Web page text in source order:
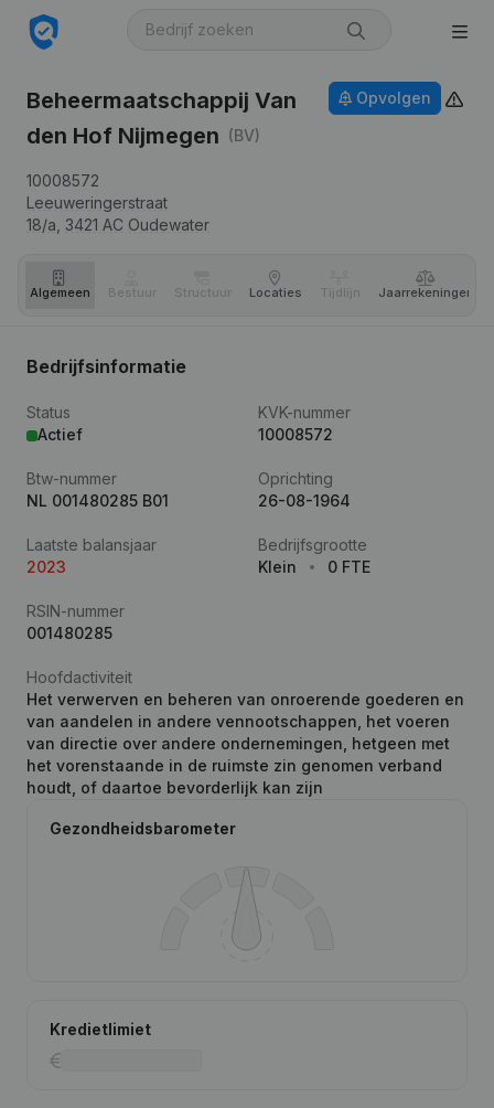
Beheermaatschappij Van
den Hof Nijmegen (BV)
10008572
Leeuweringerstraat
18/a, 3421 AC Oudewater
Opvolgen
Algemeen Bestuur Structuur Locaties Tijdlijn Jaar­rekeningen
Bedrijfsinformatie
Status
Actief
KVK-nummer
10008572
Btw-nummer
NL 001480285 B01
Oprichting
26-08-1964
Laatste balansjaar
2023
Bedrijfsgrootte
Klein
0 FTE
RSIN-nummer
001480285
Hoofdactiviteit
Het verwerven en beheren van onroerende goederen en
van aandelen in andere vennootschappen, het voeren
van directie over andere ondernemingen, hetgeen met
het vorenstaande in de ruimste zin genomen verband
houdt, of daartoe bevorderlijk kan zijn
Gezondheidsbarometer
Kredietlimiet